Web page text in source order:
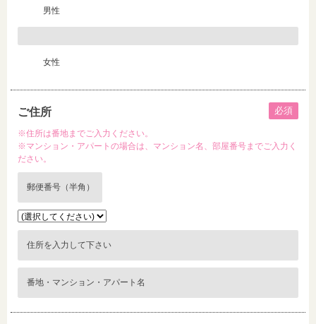
男性
女性
ご住所 必須
※住所は番地までご入力ください。
※マンション・アパートの場合は、マンション名、部屋番号までご入力く
ださい。